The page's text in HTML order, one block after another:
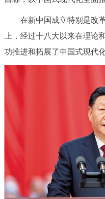
决策公开
政务服务
个人服务 法
利
阳
政民互动
12345网上接诉即办
在新中国成立特别是改革
上，经过十八大以来在理论
功推进和拓展了中国式现代化